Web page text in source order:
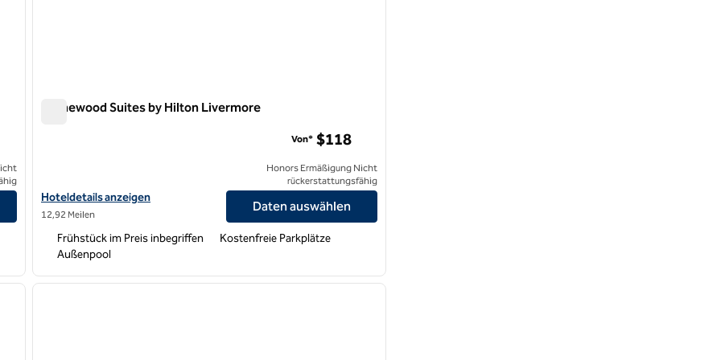
Homewood Suites by Hilton Livermore
Hoteldetails für Homewood Suites by Hilton Livermore anzeigen
Hoteldetails anzeigen
12,92 Meilen
Von* $118
Honors Ermäßigung Nicht
rückerstattungsfähig
Daten auswählen
Frühstück im Preis inbegriffen
Kostenfreie Parkplätze
Außenpool
nächstes Bild
1 von 12
nächstes Bild